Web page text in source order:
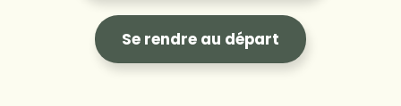
Se rendre au départ